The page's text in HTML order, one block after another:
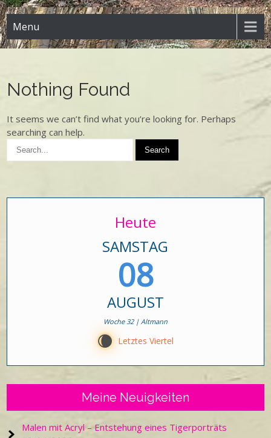
Menu
Nothing Found
It seems we can’t find what you’re looking for. Perhaps
searching can help.
Heute
SAMSTAG
08
AUGUST
Woche 32 | Altmann
W Letztes Viertel
Meine Neuigkeiten
Malen mit Acryl – Entstehung eines Tigerporträts